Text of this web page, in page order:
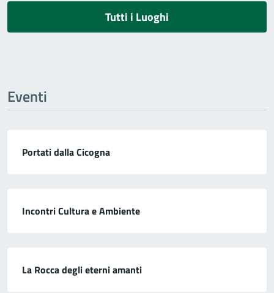
Tutti i Luoghi
Eventi
Portati dalla Cicogna
Incontri Cultura e Ambiente
La Rocca degli eterni amanti